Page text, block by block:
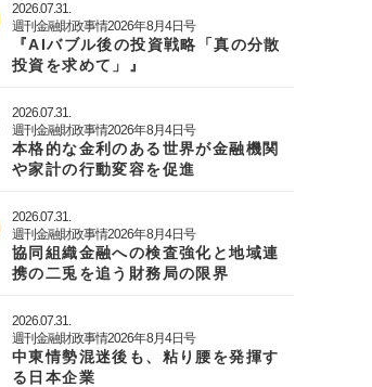
2026.07.31.
週刊金融財政事情2026年8月4日号
『AIバブル後の投資戦略「真の分散
投資を求めて」』
2026.07.31.
週刊金融財政事情2026年8月4日号
本格的な金利のある世界が金融機関
や家計の行動変容を促進
2026.07.31.
週刊金融財政事情2026年8月4日号
協同組織金融への検査強化と地域連
携の二兎を追う財務局の限界
2026.07.31.
週刊金融財政事情2026年8月4日号
中東情勢混迷後も、粘り腰を発揮す
る日本企業